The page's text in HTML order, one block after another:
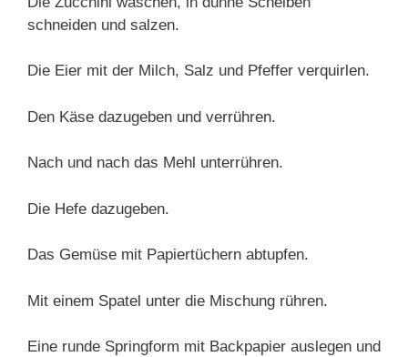
schneiden und salzen.
Die Eier mit der Milch, Salz und Pfeffer verquirlen.
Den Käse dazugeben und verrühren.
Nach und nach das Mehl unterrühren.
Die Hefe dazugeben.
Das Gemüse mit Papiertüchern abtupfen.
Mit einem Spatel unter die Mischung rühren.
Eine runde Springform mit Backpapier auslegen und